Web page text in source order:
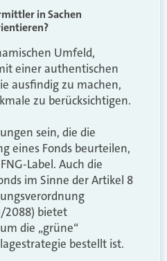
in Sachen
Umfeld,
einer authentischen
ausfindig zu machen,
zu berücksichtigen.
sein, die die
eines Fonds beurteilen,
Label. Auch die
im Sinne der Artikel 8
2088) bietet
die „grüne“
bestellt ist.